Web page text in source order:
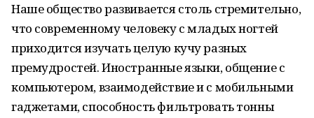
Наше общество развивается столь стремительно,
что современному человеку с младых ногтей
приходится изучать целую кучу разных
премудростей. Иностранные языки, общение с
компьютером, взаимодействие и с мобильными
гаджетами, способность фильтровать тонны